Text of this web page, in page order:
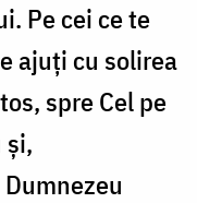
Pe cei ce te
ajuți cu solirea
spre Cel pe
și,